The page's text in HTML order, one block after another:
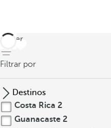
volver
Filtrar por
Destinos
Costa Rica 2
Guanacaste 2